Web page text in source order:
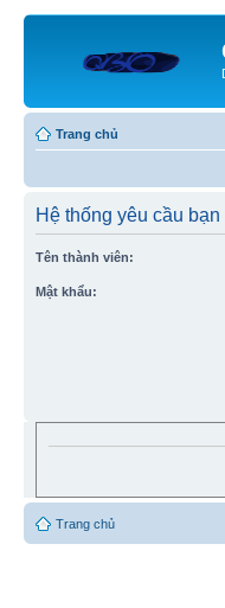
Trang chủ
Hệ thống yêu cầu
Tên thành viên:
Mật khẩu:
Trang chủ